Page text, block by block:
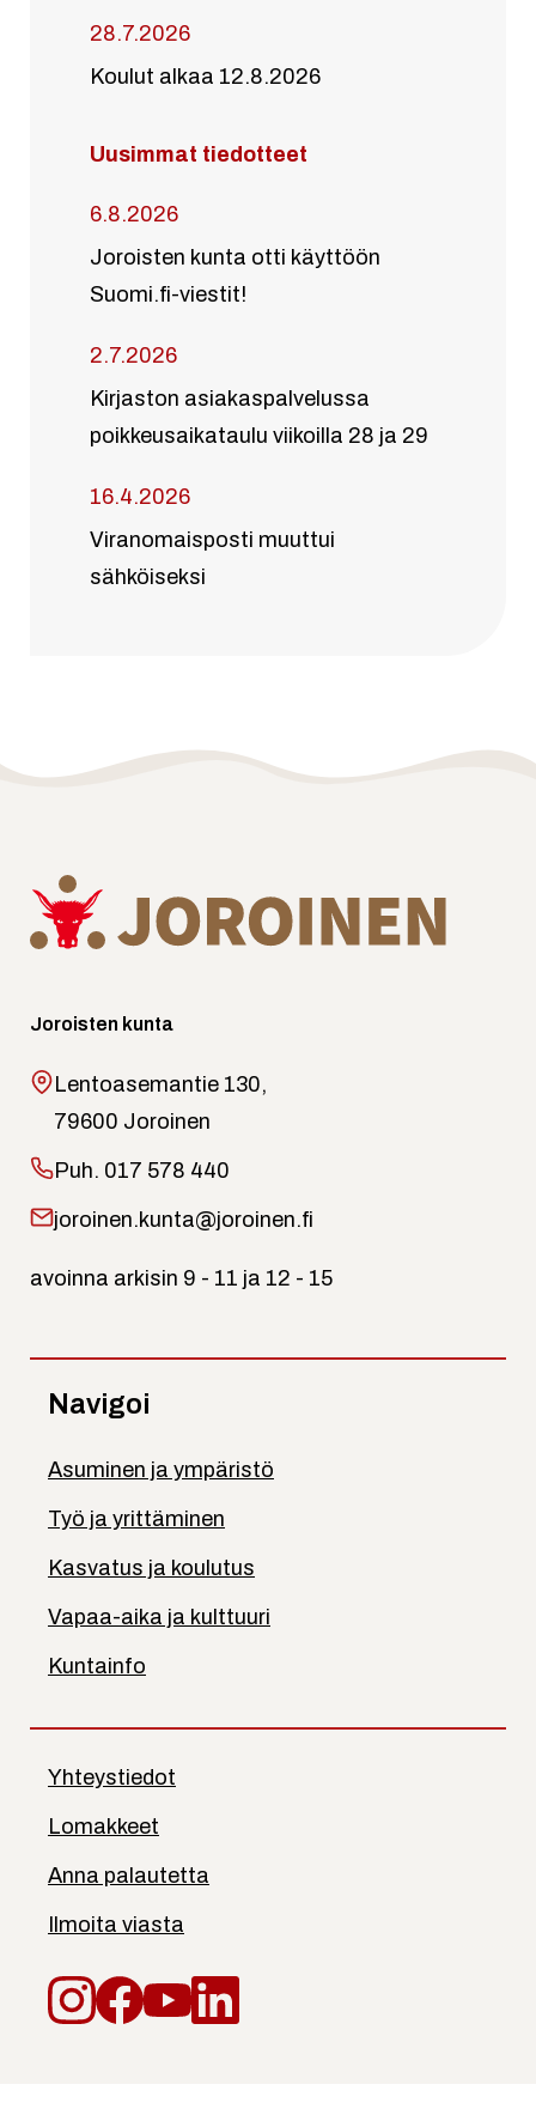
28.7.2026
Koulut alkaa 12.8.2026
Uusimmat tiedotteet
6.8.2026
Joroisten kunta otti käyttöön
Suomi.fi-viestit!
2.7.2026
Kirjaston asiakaspalvelussa
poikkeusaikataulu viikoilla 28 ja 29
16.4.2026
Viranomaisposti muuttui
sähköiseksi
Joroisten kunta
Lentoasemantie 130,
79600 Joroinen
Puh. 017 578 440
joroinen.kunta@joroinen.fi
avoinna arkisin 9 - 11 ja 12 - 15
Navigoi
Asuminen ja ympäristö
Työ ja yrittäminen
Kasvatus ja koulutus
Vapaa-aika ja kulttuuri
Kuntainfo
Yhteystiedot
Lomakkeet
Anna palautetta
Ilmoita viasta
Instagram
Facebook
YouTube
LinkedIn